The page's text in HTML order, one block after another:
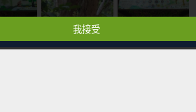
分享
我接受